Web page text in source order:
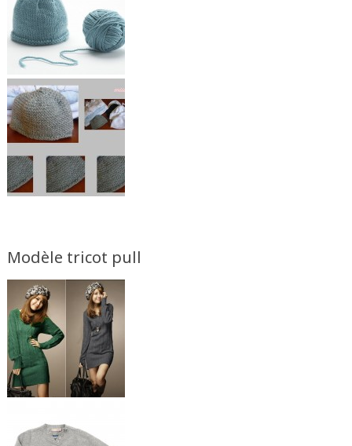
Modèle tricot pull